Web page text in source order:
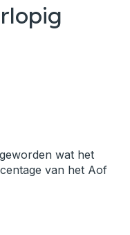
wat het
van het Aof